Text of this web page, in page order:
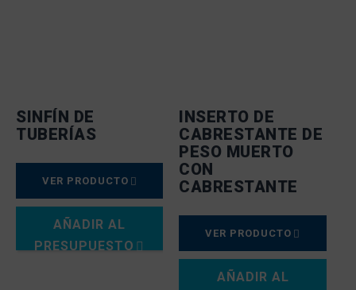
SINFÍN DE
TUBERÍAS
VER PRODUCTO
AÑADIR AL
PRESUPUESTO
INSERTO DE
CABRESTANTE DE
PESO MUERTO
CON
CABRESTANTE
VER PRODUCTO
AÑADIR AL